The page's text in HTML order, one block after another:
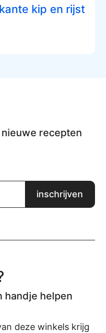
kip en rijst
recepten
handje helpen
deze winkels krijg